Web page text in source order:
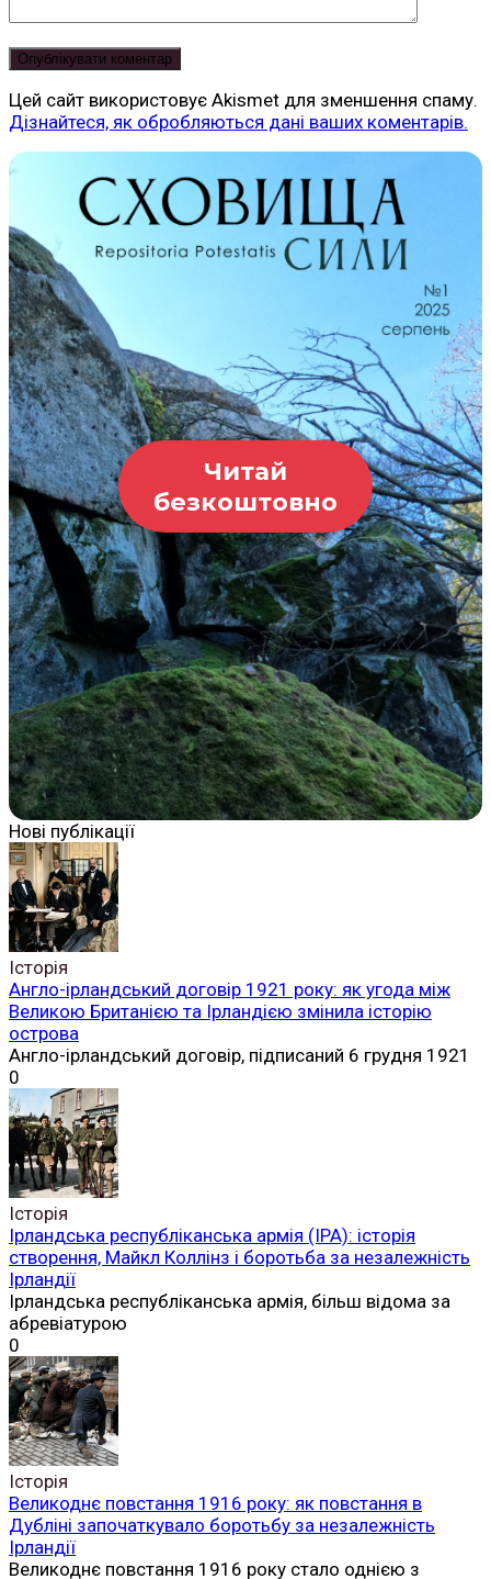
Цей сайт використовує Akismet для зменшення спаму.
Дізнайтеся, як обробляються дані ваших коментарів.
Читай
безкоштовно
Нові публікації
Історія
Англо-ірландський договір 1921 року: як угода між
Великою Британією та Ірландією змінила історію
острова
Англо-ірландський договір, підписаний 6 грудня 1921
0
Історія
Ірландська республіканська армія (ІРА): історія
створення, Майкл Коллінз і боротьба за незалежність
Ірландії
Ірландська республіканська армія, більш відома за
абревіатурою
0
Історія
Великоднє повстання 1916 року: як повстання в
Дубліні започаткувало боротьбу за незалежність
Ірландії
Великоднє повстання 1916 року стало однією з